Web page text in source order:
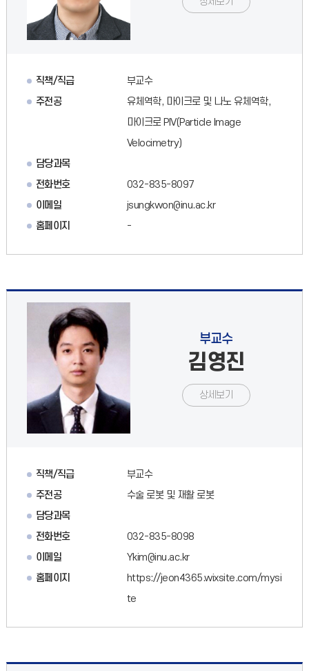
직책/직급
부교수
주전공
유체역학, 마이크로 및 나노 유체역학,
마이크로 PIV(Particle Image
Velocimetry)
담당과목
전화번호
032-835-8097
이메일
jsungkwon@inu.ac.kr
홈페이지
-
부교수
김영진
상세보기
직책/직급
부교수
주전공
수술 로봇 및 재활 로봇
담당과목
전화번호
032-835-8098
이메일
Ykim@inu.ac.kr
홈페이지
https://jeon4365.wixsite.com/mysi
te